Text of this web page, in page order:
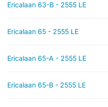
Ericalaan 63-B - 2555 LE
Ericalaan 65 - 2555 LE
Ericalaan 65-A - 2555 LE
Ericalaan 65-B - 2555 LE